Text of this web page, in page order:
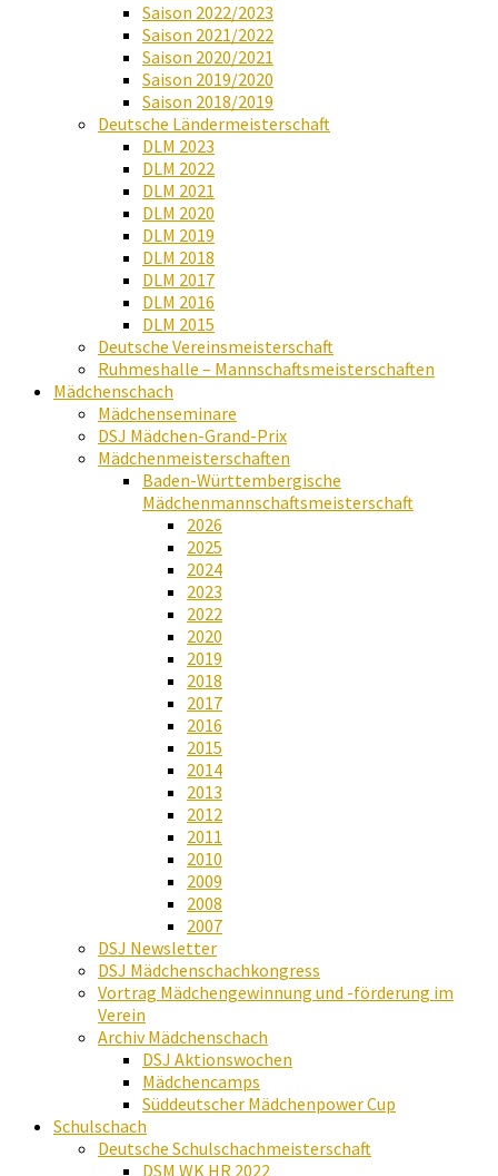
Saison 2022/2023
Saison 2021/2022
Saison 2020/2021
Saison 2019/2020
Saison 2018/2019
Deutsche Ländermeisterschaft
DLM 2023
DLM 2022
DLM 2021
DLM 2020
DLM 2019
DLM 2018
DLM 2017
DLM 2016
DLM 2015
Deutsche Vereinsmeisterschaft
Ruhmeshalle – Mannschaftsmeisterschaften
Mädchenschach
Mädchenseminare
DSJ Mädchen-Grand-Prix
Mädchenmeisterschaften
Baden-Württembergische
Mädchenmannschaftsmeisterschaft
2026
2025
2024
2023
2022
2020
2019
2018
2017
2016
2015
2014
2013
2012
2011
2010
2009
2008
2007
DSJ Newsletter
DSJ Mädchenschachkongress
Vortrag Mädchengewinnung und -förderung im
Verein
Archiv Mädchenschach
DSJ Aktionswochen
Mädchencamps
Süddeutscher Mädchenpower Cup
Schulschach
Deutsche Schulschachmeisterschaft
DSM WK HR 2022